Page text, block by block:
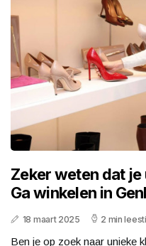
Zeker weten dat
Ga winkelen in
18 maart 2025 2 min
Ben je op zoek naar unieke